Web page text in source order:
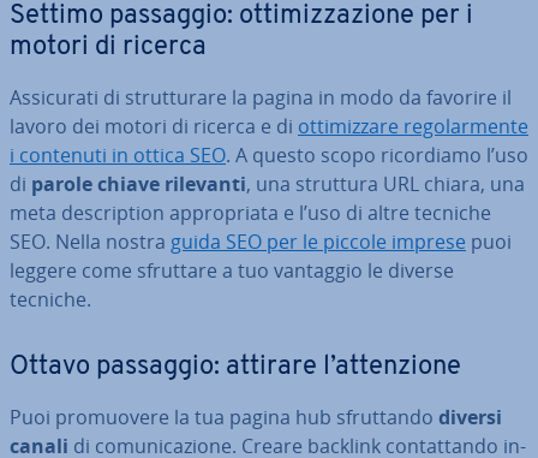
Settimo passaggio: ot­ti­miz­za­zio­ne per i
motori di ricerca
As­si­cu­ra­ti di strut­tu­ra­re la pagina in modo da favorire il
lavoro dei motori di ricerca e di ot­ti­miz­za­re re­go­lar­men­te
i contenuti in ottica SEO. A questo scopo ri­cor­dia­mo l’uso
di parole chiave rilevanti, una struttura URL chiara, una
meta de­scrip­tion ap­pro­pria­ta e l’uso di altre tecniche
SEO. Nella nostra guida SEO per le piccole imprese puoi
leggere come sfruttare a tuo vantaggio le diverse
tecniche.
Ottavo passaggio: attirare l’at­ten­zio­ne
Puoi pro­muo­ve­re la tua pagina hub sfrut­tan­do diversi
canali di co­mu­ni­ca­zio­ne. Creare backlink con­tat­tan­do in­